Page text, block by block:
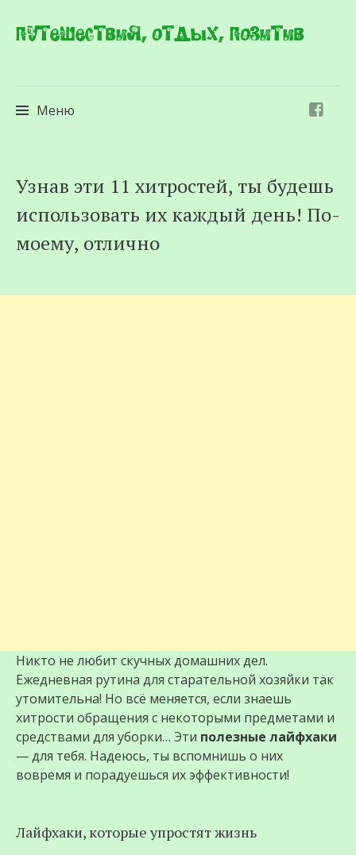
Путешествия, отдых, позитив
Меню
к
содержимому
Узнав эти 11 хитростей, ты будешь
использовать их каждый день! По-
моему, отлично
Никто не любит скучных домашних дел.
Ежедневная рутина для старательной хозяйки так
утомительна! Но всё меняется, если знаешь
хитрости обращения с некоторыми предметами и
средствами для уборки… Эти полезные лайфхаки
— для тебя. Надеюсь, ты вспомнишь о них
вовремя и порадуешься их эффективности!
Лайфхаки, которые упростят жизнь